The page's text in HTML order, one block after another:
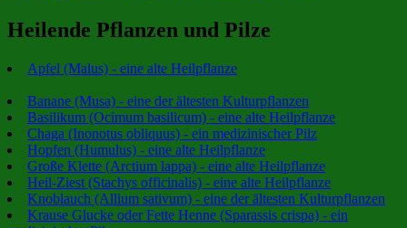
Heilende Pflanzen und Pilze
Apfel (Malus) - eine alte Heilpflanze
Banane (Musa) - eine der ältesten Kulturpflanzen
Basilikum (Ocimum basilicum) - eine alte Heilpflanze
Chaga (Inonotus obliquus) - ein medizinischer Pilz
Hopfen (Humulus) - eine alte Heilpflanze
Große Klette (Arctium lappa) - eine alte Heilpflanze
Heil-Ziest (Stachys officinalis) - eine alte Heilpflanze
Knoblauch (Allium sativum) - eine der ältesten Kulturpflanzen
Krause Glucke oder Fette Henne (Sparassis crispa) - ein